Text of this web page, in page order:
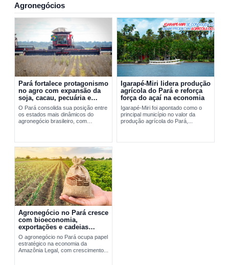
Agronegócios
Pará fortalece protagonismo
no agro com expansão da
soja, cacau, pecuária e
exportações
O Pará consolida sua posição entre
os estados mais dinâmicos do
agronegócio brasileiro, com
Igarapé-Miri lidera produção
agrícola do Pará e reforça
força do açaí na economia
Igarapé-Miri foi apontado como o
principal município no valor da
produção agrícola do Pará,...
Agronegócio no Pará cresce
com bioeconomia,
exportações e cadeias
produtivas estratégicas
O agronegócio no Pará ocupa papel
estratégico na economia da
Amazônia Legal, com crescimento...